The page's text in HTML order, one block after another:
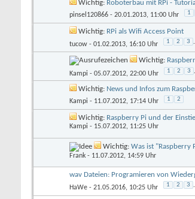
Wichtig: Roboterbau mit RPi -
pinsel120866 - 20.01.2013, 11:00 Uhr 1
Wichtig: RPi als Wifi Access Point
tucow - 01.02.2013, 16:10 Uhr 1 2 3
Wichtig:
Kampi - 05.07.2012, 22:00 Uhr 1 2 3
Wichtig: News und Infos zum
Kampi - 11.07.2012, 17:14 Uhr 1 2
Wichtig: Raspberry Pi und der
Kampi - 15.07.2012, 11:25 Uhr
Wichtig: Was ist "Raspberry
Frank - 11.07.2012, 14:59 Uhr
wav Dateien: Programieren von
HaWe - 21.05.2016, 10:25 Uhr 1 2 3